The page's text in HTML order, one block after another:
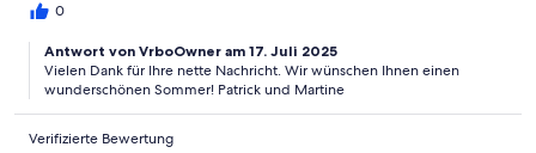
Aussicht.Die abenteuerliche Auffahrt war mit unserem T Roc
haben uns sehr wohl und gut aufgehoben gefühlt. Immer
wieder gerne.
0
Antwort von VrboOwner am 17. Juli 2025
Vielen Dank für Ihre nette Nachricht. Wir wünschen Ihnen einen
wunderschönen Sommer! Patrick und Martine
Verifizierte Bewertung